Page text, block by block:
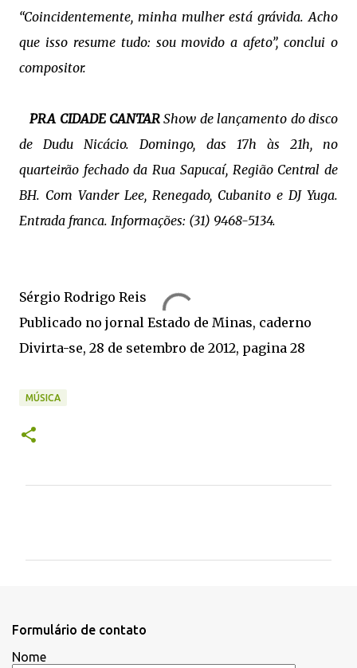
“Coincidentemente, minha mulher está grávida. Acho
que isso resume tudo: sou movido a afeto”, conclui o
compositor.
PRA CIDADE CANTARShow de lançamento do disco
de Dudu Nicácio. Domingo, das 17h às 21h, no
quarteirão fechado da Rua Sapucaí, Região Central de
BH. Com Vander Lee, Renegado, Cubanito e DJ Yuga.
Entrada franca. Informações: (31) 9468-5134.
Sérgio Rodrigo Reis
Publicado no jornal Estado de Minas, caderno
Divirta-se, 28 de setembro de 2012, pagina 28
MÚSICA
Formulário de contato
Nome